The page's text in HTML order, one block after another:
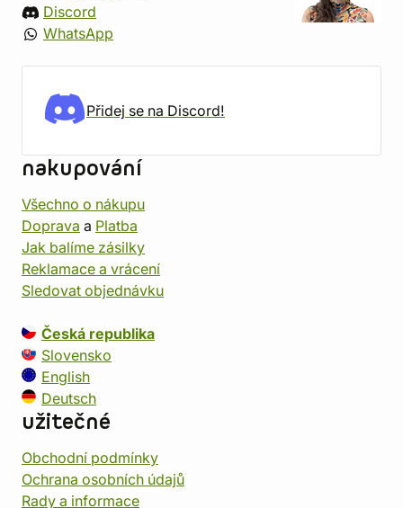
Discord
WhatsApp
Přidej se na Discord!
nakupování
Všechno o nákupu
Doprava a Platba
Jak balíme zásilky
Reklamace a vrácení
Sledovat objednávku
Česká republika
Slovensko
English
Deutsch
užitečné
Obchodní podmínky
Ochrana osobních údajů
Rady a informace